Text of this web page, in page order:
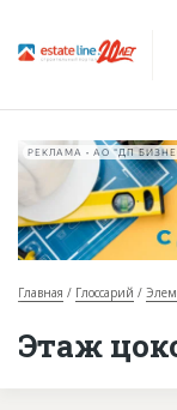
О проекте
РЕКЛАМА • АО "ДП
Главная Глоссарий
Этаж